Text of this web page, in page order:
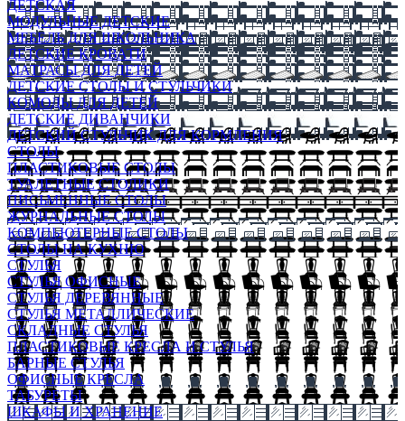
ДЕТСКАЯ
МОДУЛЬНЫЕ ДЕТСКИЕ
МЕБЕЛЬ ДЛЯ ШКОЛЬНИКА
ДЕТСКИЕ КРОВАТИ
МАТРАСЫ ДЛЯ ДЕТЕЙ
ДЕТСКИЕ СТОЛЫ И СТУЛЬЧИКИ
КОМОДЫ ДЛЯ ДЕТЕЙ
ДЕТСКИЕ ДИВАНЧИКИ
ДЕТСКИЙ СТУЛЬЧИК ДЛЯ КОРМЛЕНИЯ
СТОЛЫ
ПЛАСТИКОВЫЕ СТОЛЫ
ТУАЛЕТНЫЕ СТОЛИКИ
ПИСЬМЕННЫЕ СТОЛЫ
ЖУРНАЛЬНЫЕ СТОЛЫ
КОМПЬЮТЕРНЫЕ СТОЛЫ
СТОЛЫ НА КУХНЮ
СТУЛЬЯ
СТУЛЬЯ ОФИСНЫЕ
СТУЛЬЯ ДЕРЕВЯННЫЕ
СТУЛЬЯ МЕТАЛЛИЧЕСКИЕ
СКЛАДНЫЕ СТУЛЬЯ
ПЛАСТИКОВЫЕ КРЕСЛА И СТУЛЬЯ
БАРНЫЕ СТУЛЬЯ
ОФИСНЫЕ КРЕСЛА
ТАБУРЕТЫ
ШКАФЫ И ХРАНЕНИЕ